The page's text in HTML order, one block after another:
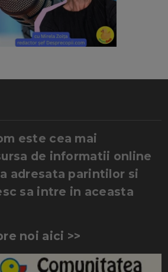
este cea mai
de informatii online
adresata parintilor si
sa intre in aceasta
noi aici >>